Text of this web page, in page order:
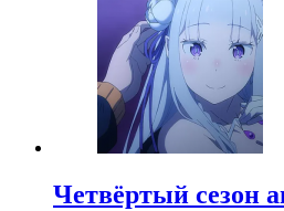
Четвёртый сезон